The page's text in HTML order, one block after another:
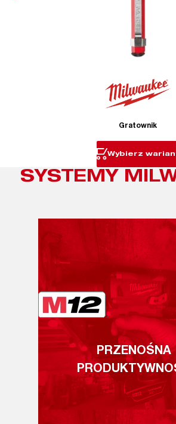
Gratownik
Wybierz
SYSTEMY
PRZENOŚNA